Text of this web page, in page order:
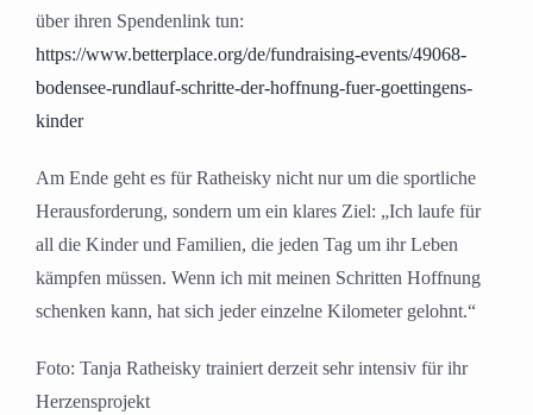
über ihren Spendenlink tun:
https://www.betterplace.org/de/fundraising-events/49068-
bodensee-rundlauf-schritte-der-hoffnung-fuer-goettingens-
kinder
Am Ende geht es für Ratheisky nicht nur um die sportliche
Herausforderung, sondern um ein klares Ziel: „Ich laufe für
all die Kinder und Familien, die jeden Tag um ihr Leben
kämpfen müssen. Wenn ich mit meinen Schritten Hoffnung
schenken kann, hat sich jeder einzelne Kilometer gelohnt.“
Foto: Tanja Ratheisky trainiert derzeit sehr intensiv für ihr
Herzensprojekt